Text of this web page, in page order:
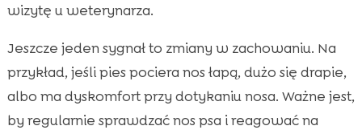
wizytę u weterynarza.
Jeszcze jeden sygnał to zmiany w zachowaniu. Na
przykład, jeśli pies pociera nos łapą, dużo się drapie,
albo ma dyskomfort przy dotykaniu nosa. Ważne jest,
by regularnie sprawdzać nos psa i reagować na